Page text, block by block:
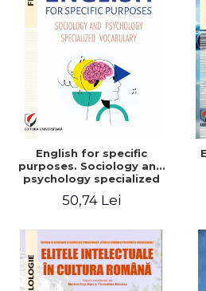
English for specific
purposes. Sociology and
psychology specialized
50,74 Lei